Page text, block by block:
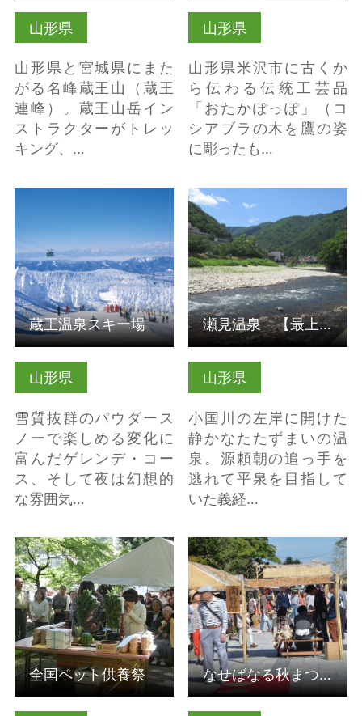
山形県
山形県と宮城県にまた
がる名峰蔵王山（蔵王
連峰）。蔵王山岳イン
ストラクターがトレッ
キング、…
山形県
山形県米沢市に古くか
ら伝わる伝統工芸品
「おたかぽっぽ」（コ
シアブラの木を鷹の姿
に彫ったも…
山形県
雪質抜群のパウダース
ノーで楽しめる変化に
富んだゲレンデ・コー
ス、そして夜は幻想的
な雰囲気…
蔵王温泉スキー場
山形県
小国川の左岸に開けた
静かなたたずまいの温
泉。源頼朝の追っ手を
逃れて平泉を目指して
いた義経…
瀬見温泉 【最上町】
の詳細はこちら
瀬見温泉 【最上町】
全国ペット供養祭 の詳
細はこちら
全国ペット供養祭
なせばなる秋まつり の
詳細はこちら
なせばなる秋まつり